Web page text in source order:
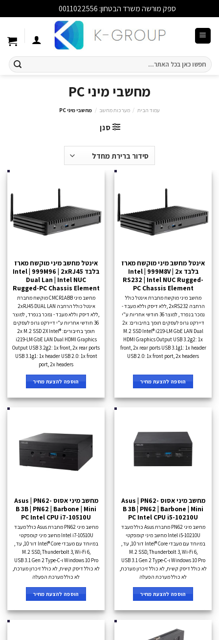
ספק מורשה משרד הבטחון: 0011022556
חיפוש
עבור:
מחשבי מיני PC
עמוד הבית / מערכות מחשב / מחשבי מיני PC
סנן
אינטל מחשב מיני מוקשח מארז
בלבד Intel | 999M8V | 2x
RS232 | Intel NUC Rugged-
PC Chassis Element
מחשב מיני מוקשח מחברת אינטל כולל
הרחבה 2xRS232 ,ללא דיסק וללא מעבד -
נמכר בנפרד , למוצר 36 חודשי אחריות ע"י
דיירקט גרופ לעסקים תומך בחיבורים: 2x
M.2 SSD Intel® i219-LM GbE LAN Dual
HDMI Graphics Output USB 3.2g2: 1x
front, 2x rear ports USB 3.1g1: 1x header
USB 2.0: 1x front port, 2x headers
הוספה להצעת מחיר
אינטל מחשב מיני מוקשח מארז
בלבד Intel | 999M96 | 2xRJ45
Dual Lan | Intel NUC
Rugged-PC Chassis Element
מחשב מיני CMCR1ABB מוקשח מחברת
,ללא דיסק וללא מעבד - נמכר בנפרד , למוצר
36 חודשי אחריות ע"י דיירקט גרופ לעסקים
תומך בחיבורים: 2x M.2 SSD 2X Intel®
i219-LM GbE LAN Dual HDMI Graphics
Output USB 3.2g2: 1x front, 2x rear ports
USB 3.1g1: 1x header USB 2.0: 1x front
port, 2x headers
הוספה להצעת מחיר
מחשב מיני אסוס Asus | PN62-
B 3B | PN62 | Barbone | Mini
PC Intel CPU i5-10210U
מחשב מיני PN62 מחברת Asus כולל מעבד
Intel i5-10210U מחשב מיני קומפקטי
במיוחד עם מעבדי Intel® Core דור 10, עד ,
M.2 SSD, Thunderbolt 3, Wi-Fi 6,
Windows 10 Pro ו-USB 3.1 Gen 2 Type-C
לא כולל דיסק קשיח, לא כולל זיכרון מערכת,
לא כולל מערכת הפעלה
הוספה להצעת מחיר
מחשב מיני אסוס Asus | PN62-
B 3B | PN62 | Barbone | Mini
PC Intel CPU i7-10510U
מחשב מיני PN62 מחברת Asus כולל מעבד
Intel i7-10510U מחשב מיני קומפקטי
במיוחד עם מעבדי Intel® Core דור 10, עד ,
M.2 SSD, Thunderbolt 3, Wi-Fi 6,
Windows 10 Pro ו-USB 3.1 Gen 2 Type-C
לא כולל דיסק קשיח, לא כולל זיכרון מערכת,
לא כולל מערכת הפעלה
הוספה להצעת מחיר